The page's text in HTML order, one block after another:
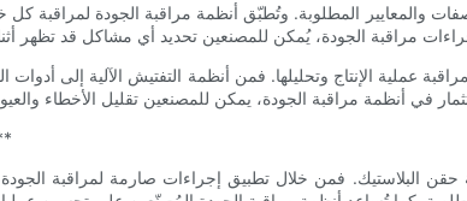
والمعايير المطلوبة. وتُطبّق أنظمة مراقبة الجودة لمراقبة
عملية الإنتاج وتحليلها. فمن أنظمة التفتيش الآلية إلى
**أهمية أنظمة مراقبة الجودة
حقن البلاستيك. فمن خلال تطبيق إجراءات صارمة لمراقبة